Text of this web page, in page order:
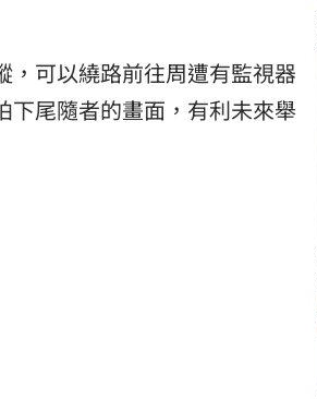
，可以繞路前往周遭有監視器
下尾隨者的畫面，有利未來舉